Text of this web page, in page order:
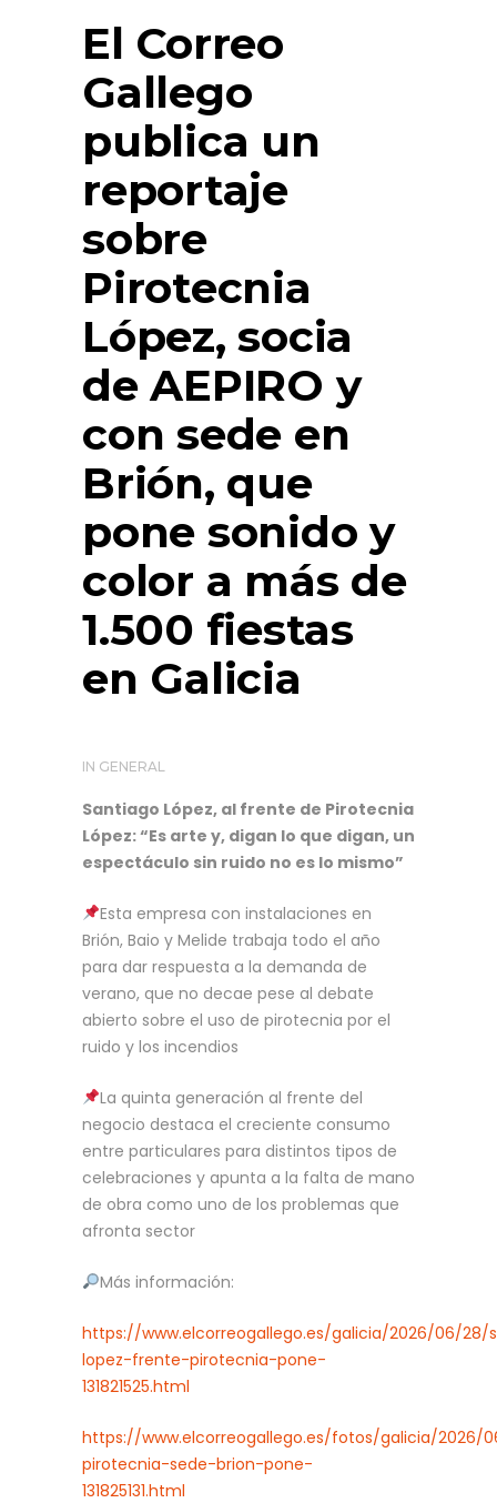
El Correo
Gallego
publica un
reportaje
sobre
Pirotecnia
López, socia
de AEPIRO y
con sede en
Brión, que
pone sonido y
color a más de
1.500 fiestas
en Galicia
IN GENERAL
Santiago López, al frente de Pirotecnia
López: “Es arte y, digan lo que digan, un
espectáculo sin ruido no es lo mismo”
Esta empresa con instalaciones en
Brión, Baio y Melide trabaja todo el año
para dar respuesta a la demanda de
verano, que no decae pese al debate
abierto sobre el uso de pirotecnia por el
ruido y los incendios
La quinta generación al frente del
negocio destaca el creciente consumo
entre particulares para distintos tipos de
celebraciones y apunta a la falta de mano
de obra como uno de los problemas que
afronta sector
Más información:
https://www.elcorreogallego.es/galicia/2026/06/28/
lopez-frente-pirotecnia-pone-
131821525.html
https://www.elcorreogallego.es/fotos/galicia/2026/
pirotecnia-sede-brion-pone-
131825131.html